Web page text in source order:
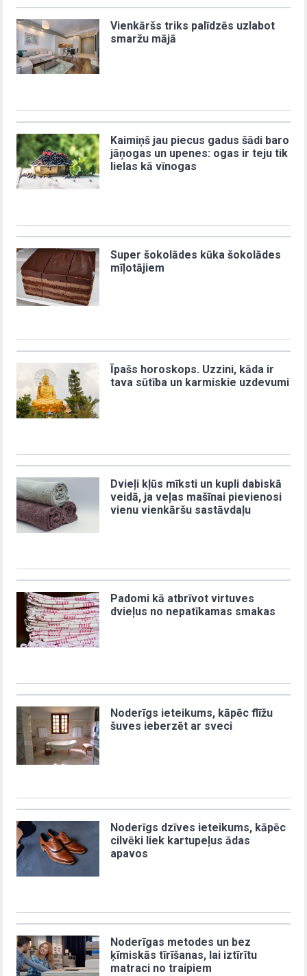
Vienkāršs triks palīdzēs uzlabot
smaržu mājā
Kaimiņš jau piecus gadus šādi baro
jāņogas un upenes: ogas ir teju tik
lielas kā vīnogas
Super šokolādes kūka šokolādes
mīļotājiem
Īpašs horoskops. Uzzini, kāda ir
tava sūtība un karmiskie uzdevumi
Dvieļi kļūs mīksti un kupli dabiskā
veidā, ja veļas mašīnai pievienosi
vienu vienkāršu sastāvdaļu
Padomi kā atbrīvot virtuves
dvieļus no nepatīkamas smakas
Noderīgs ieteikums, kāpēc flīžu
šuves ieberzēt ar sveci
Noderīgs dzīves ieteikums, kāpēc
cilvēki liek kartupeļus ādas
apavos
Noderīgas metodes un bez
ķīmiskās tīrīšanas, lai iztīrītu
matraci no traipiem